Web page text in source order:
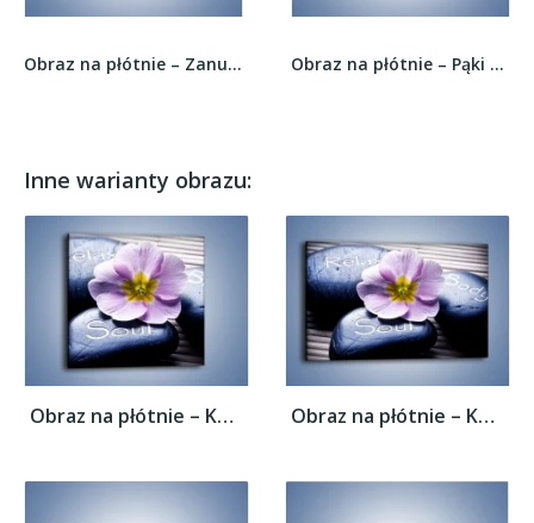
Obraz na płótnie – Zanurzone płatki wiśni –... Obraz na płótnie – Pąki polskiej jabłoni –...
Inne warianty obrazu:
Obraz na płótnie – Kwiat z przekazem –... Obraz na płótnie – Kwiat z przekazem –...